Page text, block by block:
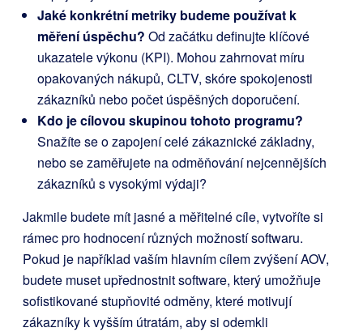
Jaké konkrétní metriky budeme používat k
měření úspěchu? Od začátku definujte klíčové
ukazatele výkonu (KPI). Mohou zahrnovat míru
opakovaných nákupů, CLTV, skóre spokojenosti
zákazníků nebo počet úspěšných doporučení.
Kdo je cílovou skupinou tohoto programu?
Snažíte se o zapojení celé zákaznické základny,
nebo se zaměřujete na odměňování nejcennějších
zákazníků s vysokými výdaji?
Jakmile budete mít jasné a měřitelné cíle, vytvoříte si
rámec pro hodnocení různých možností softwaru.
Pokud je například vaším hlavním cílem zvýšení AOV,
budete muset upřednostnit software, který umožňuje
sofistikované stupňovité odměny, které motivují
zákazníky k vyšším útratám, aby si odemkli